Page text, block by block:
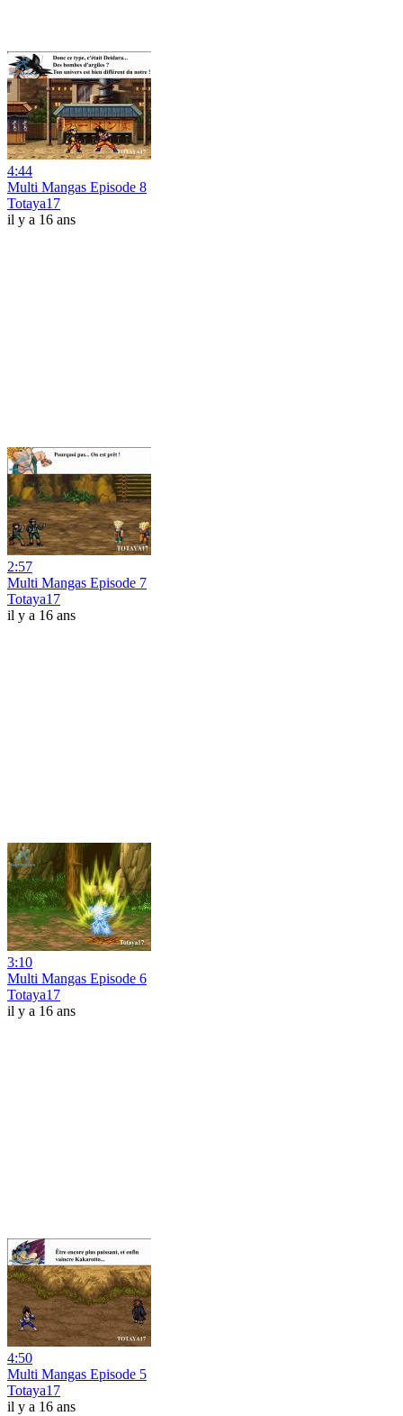
4:44
Multi Mangas Episode 8
Totaya17
il y a 16 ans
2:57
Multi Mangas Episode 7
Totaya17
il y a 16 ans
3:10
Multi Mangas Episode 6
Totaya17
il y a 16 ans
4:50
Multi Mangas Episode 5
Totaya17
il y a 16 ans